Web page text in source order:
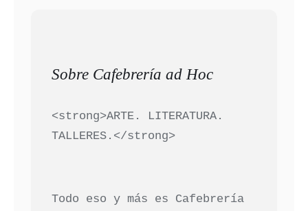
Sobre Cafebrería ad Hoc
<strong>ARTE. LITERATURA.
TALLERES.</strong>
Todo eso y más es Cafebrería